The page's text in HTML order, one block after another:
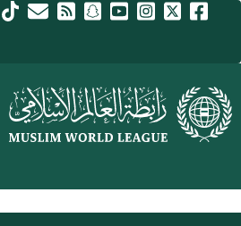
رفتن به محتوای اصلی
Main navigation Farsi